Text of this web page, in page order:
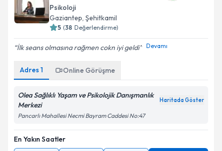
Psikoloji
Gaziantep, Şehitkamil
5 (38 Değerlendirme)
İlk seans olmasına rağmen cokn iyi geldi Devamı
Adres 1 Online Görüşme
Olea Sağlıklı Yaşam ve Psikolojik Danışmanlık
Merkezi
Haritada Göster
Pancarlı Mahallesi Necmi Bayram Caddesi No:47
En Yakın Saatler